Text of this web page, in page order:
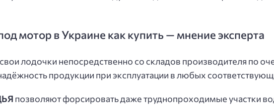
мотор в Украине как купить — мнение эксперта
лодочки непосредственно со складов производителя по
продукции при эксплуатации в любых
позволяют форсировать даже труднопроходимые участки